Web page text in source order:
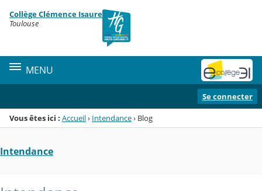
Menu de la rubrique
Contenu
Collège Clémence Isaure
Toulouse
MENU
Se connecter
Vous êtes ici : Accueil› Intendance› Blog
Intendance